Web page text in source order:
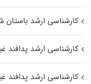
کارشناسی ارشد باستان
کارشناسی ارشد پدافند
کارشناسی ارشد پدافند